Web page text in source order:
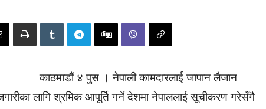
काठमाडौं ४ पुस । नेपाली कामदारलाई जापान लैजान
लागि श्रमिक आपूर्ति गर्ने देशमा नेपाललाई सूचीकरण गरेसँगै